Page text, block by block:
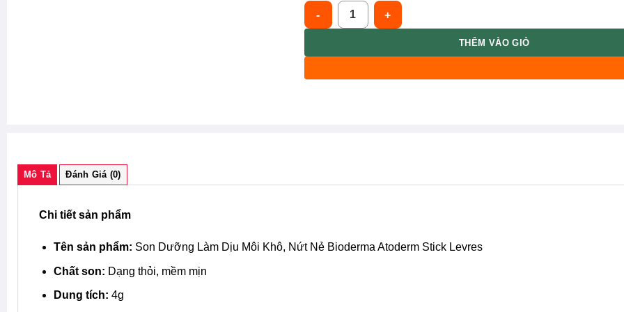
Bioderma Son Dưỡng Dạng Sáp Làm Dịu Môi Khô, Nứt Nẻ 4g
THÊM VÀO GIỎ
Mô Tả Đánh Giá (0)
Chi tiết sản phẩm
Tên sản phẩm: Son Dưỡng Làm Dịu Môi Khô, Nứt Nẻ Bioderma Atoderm Stick Levres
Chất son: Dạng thỏi, mềm mịn
Dung tích: 4g